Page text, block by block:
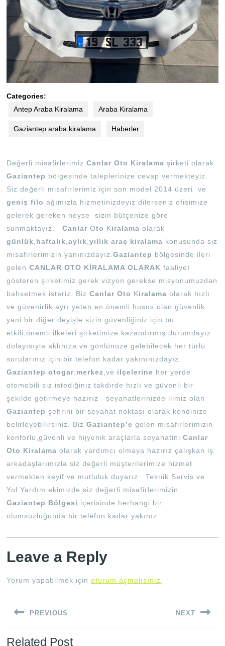
Categories:
Antep Araba Kiralama
Araba Kiralama
Gaziantep araba kiralama Haberler
Değerli misafirlerimizCanlar Oto Kiralama şirketi olarak
Gaziantep bölgesinde taleplerinize cevap vermekteyiz.
Siz değerli misafirlerimiz için son model 2014 üzeri ve
geniş filo ağımızla hizmetinizdeyiz dilerseniz ofisimize
gelerek gereken neyse sizin bütçenize göre
sunmaktayız.Canlar Oto Kiralama olarak
günlük haftalık ,aylık ,yıllık araç kiralama konusunda siz
misafirlerimizin yanınızdayız.Gaziantep bölgesinde ileri
gelenCANLAR OTO KİRALAMA OLARAK faaliyet
gösteren şirketimiz gerek vizyon gerekse misyonumuzdan
bahsetmek isteriz. BizCanlar Oto Kiralamaolarak hızlı
ve güvenirlik ayrı yeten en önemli husus olan güvenlik
yani bir diğer deyişle sizin güvenliğiniz için bu
etkili,önemli ilkeleri şirketimize kazandırmış durumdayız
dolayısıyla aklınıza ve gönlünüze gelebilecek her türlü
sorularınız için bir telefon kadar yakınınızdayız.
Gaziantep otogar merkez ,ve ilçelerine her yerde
otomobili siz istediğiniz takdirde hızlı ve güvenli bir
şekilde getirmeye hazırız seyahatlerinizde ilimiz olan
Gaziantep şehrini bir seyahat noktası olarak kendinize
belirleyebilirsiniz. BizGaziantep’e gelen misafirlerimizin
konforlu,güvenli ve hijyenik araçlarla seyahatiniCanlar
Oto Kiralama olarak yardımcı olmaya hazırız çalışkan iş
arkadaşlarımızla siz değerli müşterilerimize hizmet
vermekten keyif ve mutluluk duyarız Teknik Servis ve
Yol Yardım ekimizde siz değerli misafirlerimizin
Gaziantep Bölgesi içerisinde herhangi bir
olumsuzluğunda bir telefon kadar yakınız
Leave a Reply
Yorum yapabilmek içinoturum açmalısınız
gezinmesi
PREVIOUS NEXT
Related Post